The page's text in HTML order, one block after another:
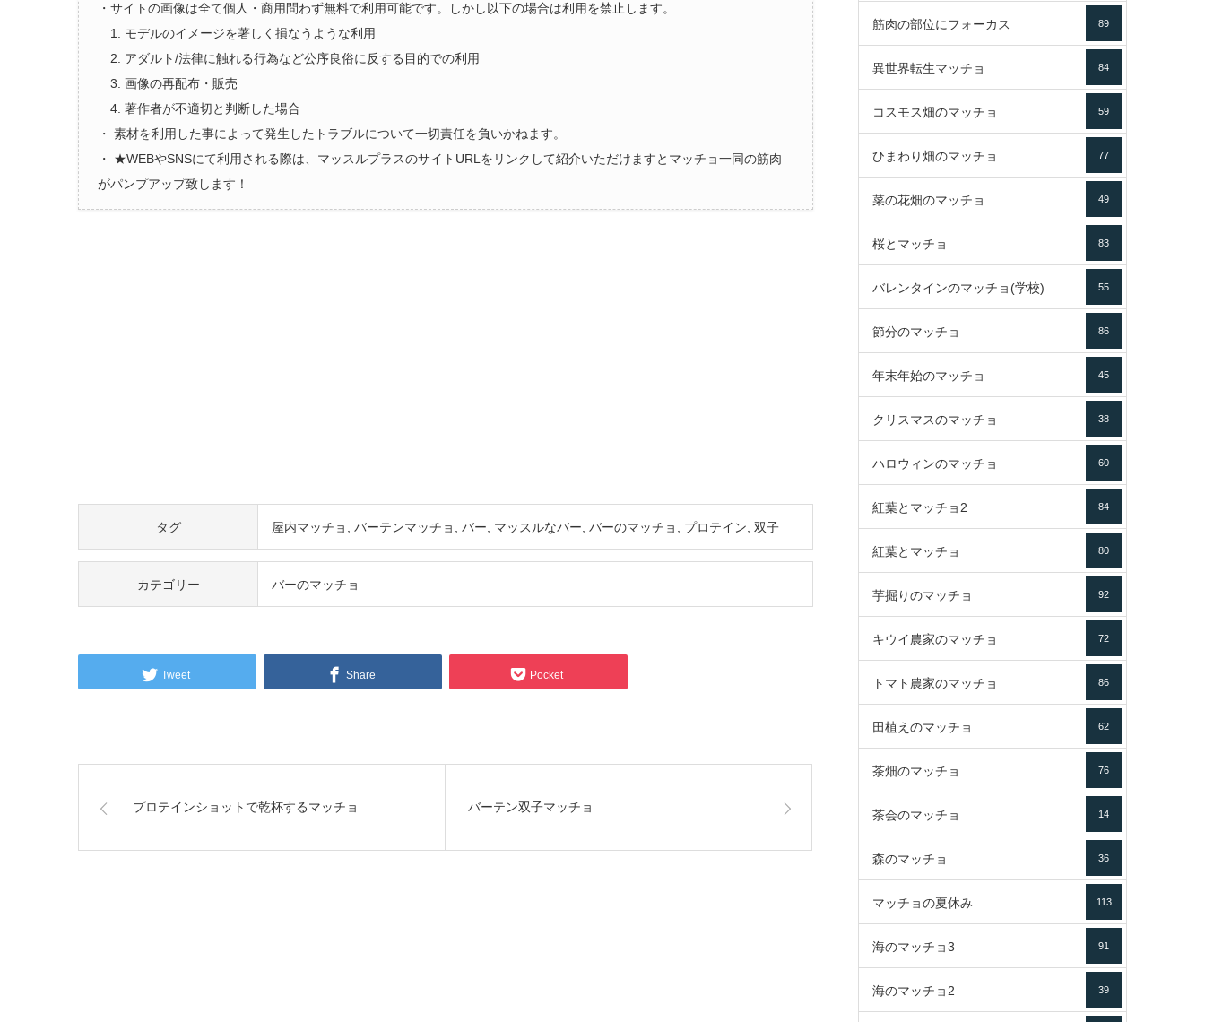
・サイトの画像は全て個人・商用問わず無料で利用可能です。しかし以下の場合は利用を禁止します。
1. モデルのイメージを著しく損なうような利用
2. アダルト/法律に触れる行為など公序良俗に反する目的での利用
3. 画像の再配布・販売
4. 著作者が不適切と判断した場合
・ 素材を利用した事によって発生したトラブルについて一切責任を負いかねます。
・ ★WEBやSNSにて利用される際は、マッスルプラスのサイトURLをリンクして紹介いただけますとマッチョ一同の筋肉
がパンプアップ致します！
タグ 屋内マッチョ バーテンマッチョ バー マッスルなバー バーのマッチョ プロテイン 双子
カテゴリー バーのマッチョ
Tweet Share Pocket
プロテインショットで乾杯するマッチョ バーテン双子マッチョ
筋肉の部位にフォーカス 89
異世界転生マッチョ 84
コスモス畑のマッチョ 59
ひまわり畑のマッチョ 77
菜の花畑のマッチョ 49
桜とマッチョ 83
バレンタインのマッチョ(学校) 55
節分のマッチョ 86
年末年始のマッチョ 45
クリスマスのマッチョ 38
ハロウィンのマッチョ 60
紅葉とマッチョ2 84
紅葉とマッチョ 80
芋掘りのマッチョ 92
キウイ農家のマッチョ 72
トマト農家のマッチョ 86
田植えのマッチョ 62
茶畑のマッチョ 76
茶会のマッチョ 14
森のマッチョ 36
マッチョの夏休み 113
海のマッチョ3 91
海のマッチョ2 39